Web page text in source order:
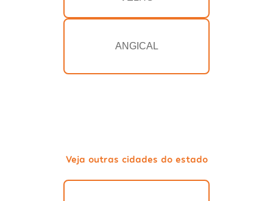
ANGICAL
Veja outras cidades do estado